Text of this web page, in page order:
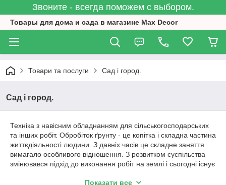
Звоните - всегда поможем с выбором.
Товары для дома и сада в магазине Max Decor
Товари та послуги Сад і город.
Сад і город.
Техніка з навісним обладнанням для сільськогосподарських
та інших робіт. Обробіток ґрунту - це копітка і складна частина
життєдіяльності людини. З давніх часів це складне заняття
вимагало особливого відношення. З розвитком суспільства
змінювався підхід до виконання робіт на землі і сьогодні існує
грунту. Найпоширенішими та найефективнішими діячами-
Показати все